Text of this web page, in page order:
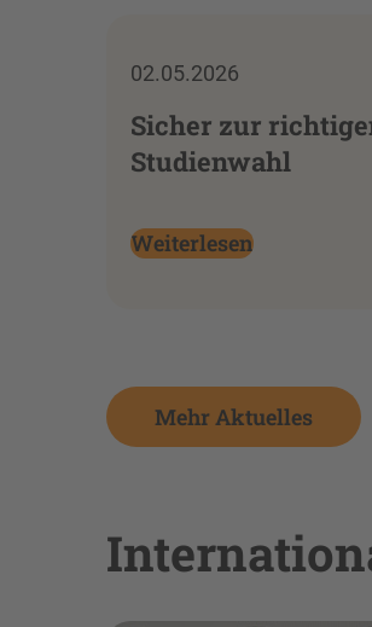
02.05.2026
Sicher zur
Studienwahl
Weiterlesen
Mehr Aktuelles